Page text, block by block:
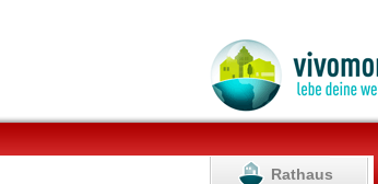
Rathaus